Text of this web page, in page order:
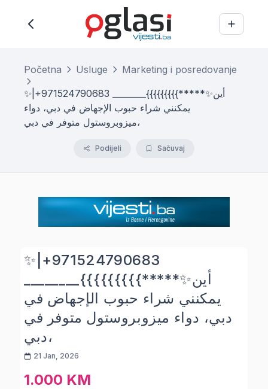
Početna Usluge
Marketing i posredovanje
✨|+971524790683 ________{{{{{{{{{*****✨أين
يمكنني شراء حبوب الإجهاض في دبي، دواء
ميزوبروستول متوفر في دبي،
Podijeli Sačuvaj
✨|+971524790683
________{{{{{{{{{*****✨أين
يمكنني شراء حبوب الإجهاض في
دبي، دواء ميزوبروستول متوفر في
دبي،
21 Jan, 2026
1.000 KM